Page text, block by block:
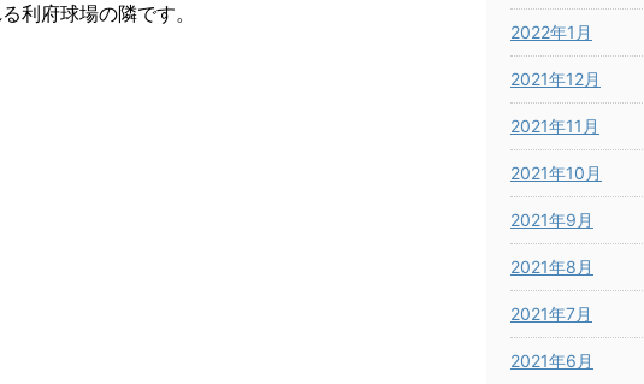
利府球場の隣です。
2022年1月
2021年12月
2021年11月
2021年10月
2021年9月
2021年8月
2021年7月
2021年6月